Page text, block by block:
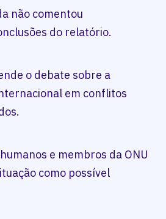
não comentou
do relatório.
o debate sobre a
em conflitos
e membros da ONU
como possível